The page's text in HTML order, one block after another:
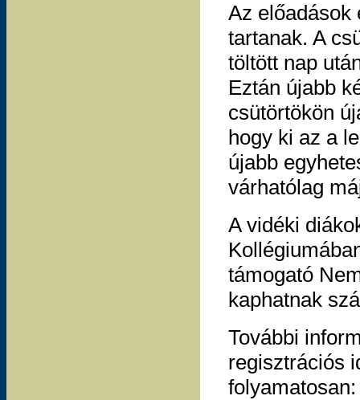
Az előadások
tartanak. A
töltött nap
Eztán újabb
csütörtökön
hogy ki az a
újabb
várhatólag
A vidéki
támogató
kaphatnak
További
regisztrációs